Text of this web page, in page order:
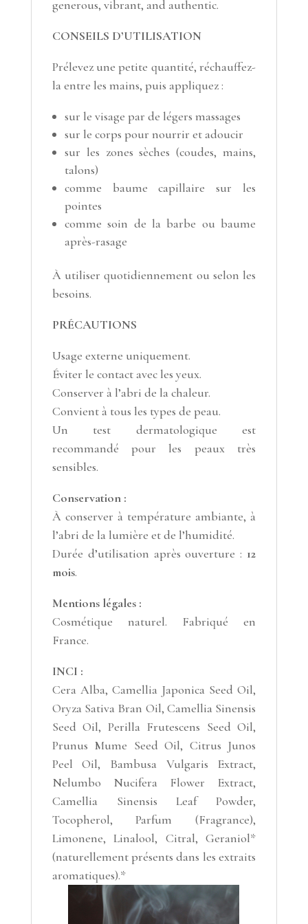
generous, vibrant, and authentic.
CONSEILS D’UTILISATION
Prélevez une petite quantité, réchauffez-
la entre les mains, puis appliquez :
sur le visage par de légers massages
sur le corps pour nourrir et adoucir
sur les zones sèches (coudes, mains,
talons)
comme baume capillaire sur les
pointes
comme soin de la barbe ou baume
après-rasage
À utiliser quotidiennement ou selon les
besoins.
PRÉCAUTIONS
Usage externe uniquement.
Éviter le contact avec les yeux.
Conserver à l’abri de la chaleur.
Convient à tous les types de peau.
Un test dermatologique est
recommandé pour les peaux très
sensibles.
Conservation :
À conserver à température ambiante, à
l’abri de la lumière et de l’humidité.
Durée d’utilisation après ouverture : 12
mois.
Mentions légales :
Cosmétique naturel. Fabriqué en
France.
INCI :
Cera Alba, Camellia Japonica Seed Oil,
Oryza Sativa Bran Oil, Camellia Sinensis
Seed Oil, Perilla Frutescens Seed Oil,
Prunus Mume Seed Oil, Citrus Junos
Peel Oil, Bambusa Vulgaris Extract,
Nelumbo NuciferaFlower Extract,
Camellia Sinensis Leaf Powder,
Tocopherol, Parfum (Fragrance),
Limonene, Linalool, Citral, Geraniol*
(naturellement présents dans les extraits
aromatiques).*